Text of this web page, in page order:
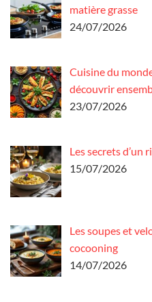
matière grasse
24/07/2026
Cuisine du
découvrir
23/07/2026
Les secrets d’un
15/07/2026
Les soupes et
cocooning
14/07/2026